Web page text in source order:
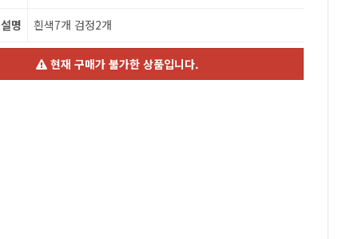
설명 흰색7개 검정2개
현재 구매가 불가한 상품입니다.